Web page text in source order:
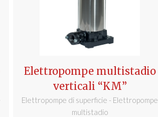
Elettropompe multistadio
verticali “KM”
Elettropompe di superficie - Elettropompe
multistadio